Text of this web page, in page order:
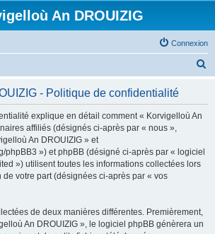
An DROUIZIG
Connexion
- Politique de confidentialité
explique en détail comment « Korvigelloù An
affiliés (désignés ci-après par « nous »,
An DROUIZIG » et
phpBB3 ») et phpBB (désigné ci-après par « logiciel
») utilisent toutes les informations collectées lors
de votre part (désignées ci-après par « vos
de deux manières différentes. Premièrement,
An DROUIZIG », le logiciel phpBB génèrera un